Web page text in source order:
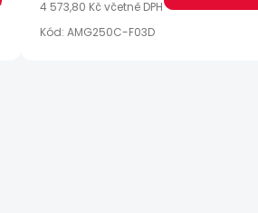
4 573,80 Kč včetně DPH
Kód:AMG250C-F03D